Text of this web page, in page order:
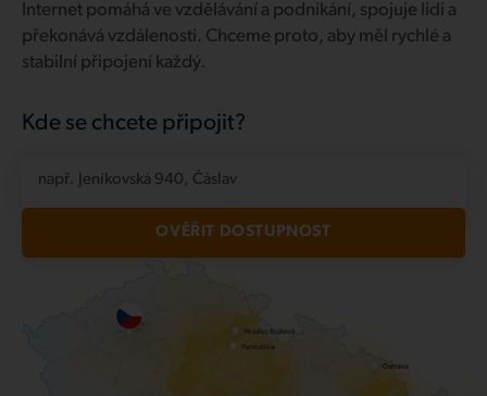
Internet pomáhá ve vzdělávání a podnikání, spojuje lidi a
překonává vzdálenosti. Chceme proto, aby měl rychlé a
stabilní připojení každý.
Kde se chcete připojit?
např. Jeníkovská 940, Čáslav
OVĚŘIT DOSTUPNOST